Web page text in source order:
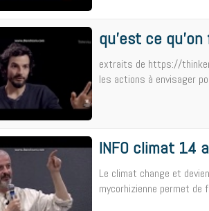
qu'est ce
extraits de https://
les actions à envisager
INFO climat 14
Le climat change et
mycorhizienne permet de